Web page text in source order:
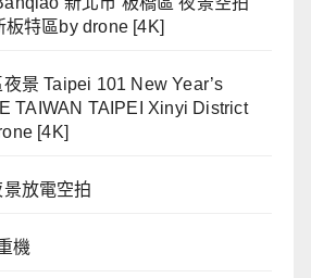
板特區by drone [4K]
景 Taipei 101 New Year’s
TAIWAN TAIPEI Xinyi District
[4K]
放電空拍
機